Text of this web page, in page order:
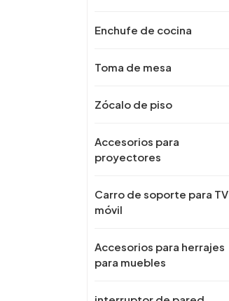
Enchufe de cocina
Toma de mesa
Zócalo de piso
Accesorios para
proyectores
Carro de soporte para TV
móvil
Accesorios para herrajes
para muebles